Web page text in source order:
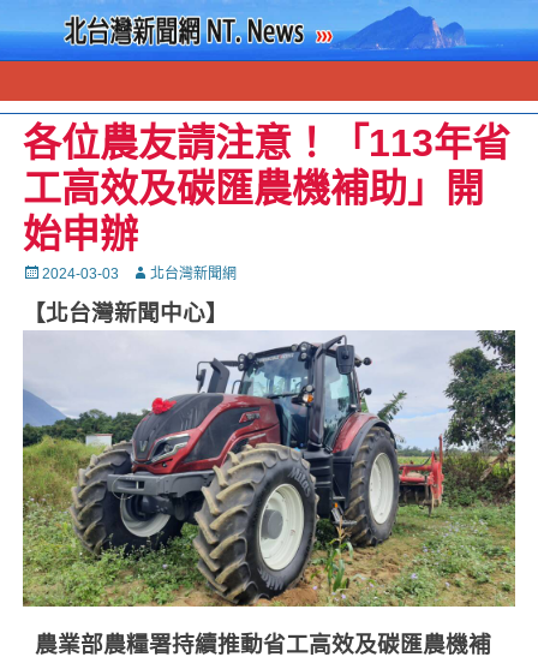
各位農友請注意！「113年省
工高效及碳匯農機補助」開
始申辦
Posted
2024-03-03 Autor北台灣新聞網
【北台灣新聞中心】
農業部農糧署持續推動省工高效及碳匯農機補